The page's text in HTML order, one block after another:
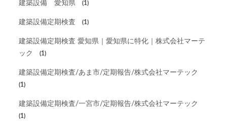
建築設備 愛知県 (1)
建築設備定期検査 (1)
建築設備定期検査 愛知県｜愛知県に特化｜株式会社マーテ
ック
(1)
建築設備定期検査/あま市/定期報告/株式会社マーテック
(1)
建築設備定期検査/一宮市/定期報告/株式会社マーテック
(1)